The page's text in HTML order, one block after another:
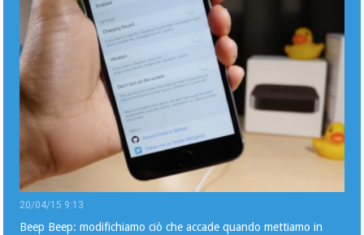
20/04/15 9:13
Beep Beep: modifichiamo ciò che accade quando mettiamo in